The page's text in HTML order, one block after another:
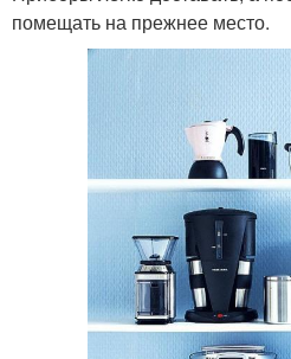
помещать на прежнее место.